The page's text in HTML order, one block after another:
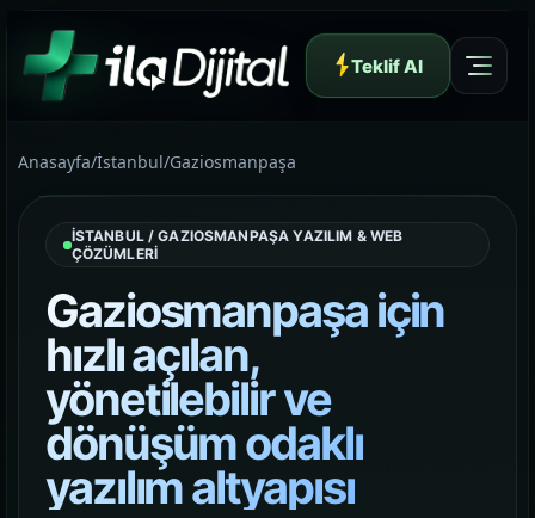
Teklif Al
Müşteri Paneli
01 Hakkımızda
Anasayfa/İstanbul/Gaziosmanpaşa
İSTANBUL / GAZIOSMANPAŞA YAZILIM & WEB
ÇÖZÜMLERİ
Gaziosmanpaşa için
hızlı açılan,
yönetilebilir ve
dönüşüm odaklı
yazılım altyapısı